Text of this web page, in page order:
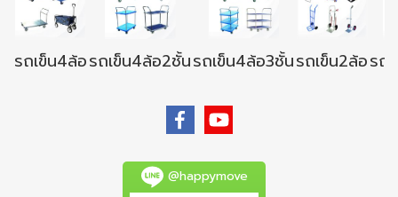
รถเข็น4ล้อรถเข็น4ล้อ2ชั้นรถเข็น4ล้อ3ชั้นรถเข็น2ล้อรถ
@happymove